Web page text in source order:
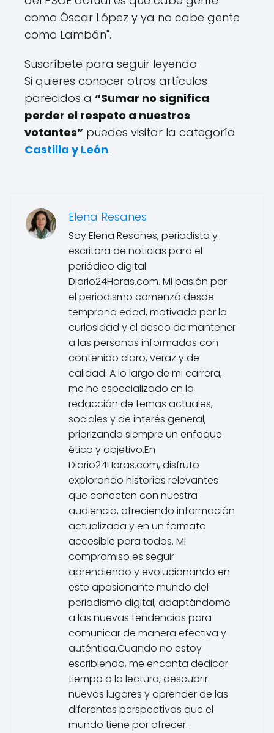
como Óscar López y ya no cabe gente
como Lambán".
Suscríbete para seguir leyendo
Si quieres conocer otros artículos
parecidos a “Sumar no significa
perder el respeto a nuestros
votantes” puedes visitar la categoría
Castilla y León.
Elena Resanes
Soy Elena Resanes, periodista y
escritora de noticias para el
periódico digital
Diario24Horas.com. Mi pasión por
el periodismo comenzó desde
temprana edad, motivada por la
curiosidad y el deseo de mantener
a las personas informadas con
contenido claro, veraz y de
calidad. A lo largo de mi carrera,
me he especializado en la
redacción de temas actuales,
sociales y de interés general,
priorizando siempre un enfoque
ético y objetivo.En
Diario24Horas.com, disfruto
explorando historias relevantes
que conecten con nuestra
audiencia, ofreciendo información
actualizada y en un formato
accesible para todos. Mi
compromiso es seguir
aprendiendo y evolucionando en
este apasionante mundo del
periodismo digital, adaptándome
a las nuevas tendencias para
comunicar de manera efectiva y
auténtica.Cuando no estoy
escribiendo, me encanta dedicar
tiempo a la lectura, descubrir
nuevos lugares y aprender de las
diferentes perspectivas que el
mundo tiene por ofrecer.